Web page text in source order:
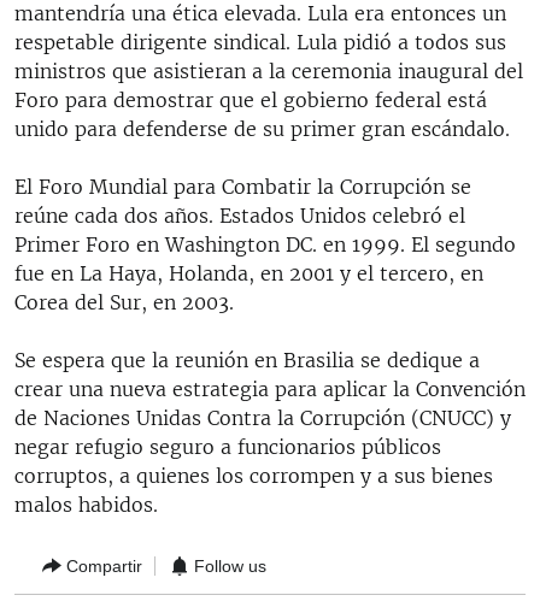
mantendría una ética elevada. Lula era entonces un
respetable dirigente sindical. Lula pidió a todos sus
ministros que asistieran a la ceremonia inaugural del
Foro para demostrar que el gobierno federal está
unido para defenderse de su primer gran escándalo.
El Foro Mundial para Combatir la Corrupción se
reúne cada dos años. Estados Unidos celebró el
Primer Foro en Washington DC. en 1999. El segundo
fue en La Haya, Holanda, en 2001 y el tercero, en
Corea del Sur, en 2003.
Se espera que la reunión en Brasilia se dedique a
crear una nueva estrategia para aplicar la Convención
de Naciones Unidas Contra la Corrupción (CNUCC) y
negar refugio seguro a funcionarios públicos
corruptos, a quienes los corrompen y a sus bienes
malos habidos.
Compartir Follow us